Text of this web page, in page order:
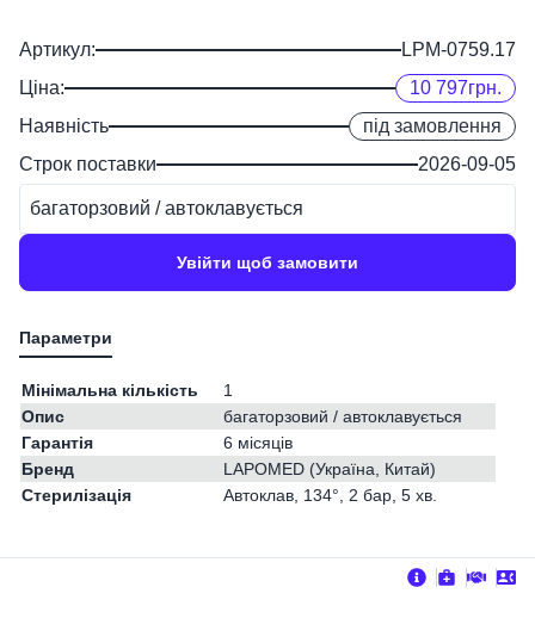
Артикул:
LPM-0759.17
Ціна:
10 797грн.
Наявність
під замовлення
Строк поставки
2026-09-05
багаторзовий / автоклавується
Увійти щоб замовити
Мінімальна кількість
1
Опис
багаторзовий / автоклавується
Гарантія
6 місяців
Бренд
LAPOMED (Україна, Китай)
Стерилізація
Автоклав, 134°, 2 бар, 5 хв.